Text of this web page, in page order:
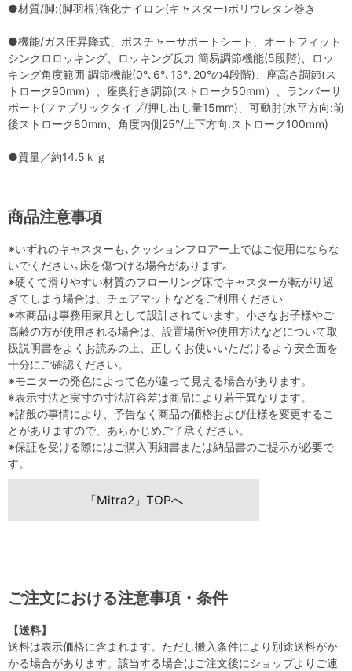
●材質/脚:(脚羽根)強化ナイロン(キャスター)ポリウレタン巻き
●機能/ガス圧昇降式、ポスチャーサポートシート、オートフィット
シンクロロッキング、ロッキング反力 簡易調節機能(5段階)、ロッ
キング角度範囲 調節機能(0°､6°､13°､20°の4段階)、座高さ調節(ス
トローク90mm）、座奥行き調節(ストローク50mm）、ランバーサ
ポート(ファブリックタイプ/押し出し量15mm)、可動肘(水平方向:前
後ストローク80mm、角度内側25°/上下方向:ストローク100mm)
●質量／約14.5ｋｇ
商品注意事項
※いずれのキャスターも､クッションフロアー上ではご使用にならな
いでください｡床を傷つける場合があります｡
※硬くて滑りやすい材質のフローリング床でキャスターが転がり過
ぎてしまう場合は、チェアマットなどをご利用ください
※本商品は事務用家具として設計されています。小さなお子様やご
高齢の方が使用される場合は、設置場所や使用方法などについて取
扱説明書をよくお読みの上、正しくお使いいただけるよう安全面を
十分にご確認ください。
※モニターの発色によって色が違って見える場合があります。
※表示寸法と実寸の寸法許容差は商品により若干異なります。
※諸般の事情により、予告なく商品の価格および仕様を変更するこ
とがありますので、あらかじめご了承ください。
※保証を受ける際にはご購入明細書または納品書のご提示が必要で
す。
「Mitra2」TOPへ
ご注文における注意事項・条件
【送料】
送料は表示価格に含まれます。ただし搬入条件により別途送料がか
かる場合があります。該当する場合はご注文後にショップよりご連